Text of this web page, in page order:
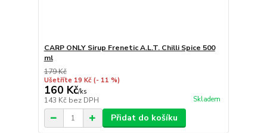
CARP ONLY Sirup Frenetic A.L.T. Chilli Spice 500
ml
179 Kč
Ušetříte 19 Kč (- 11 %)
160 Kč/ks
143 Kč bez DPH Skladem
Přidat do košíku